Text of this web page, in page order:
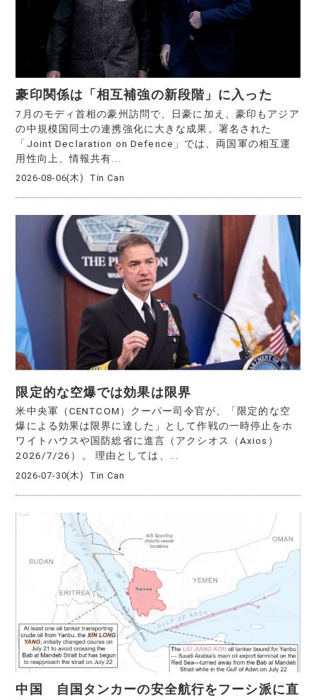
豪印関係は「相互補強の新段階」に入った
7月のモディ首相の豪州訪問で、日豪に加え、豪印もアジア
の中規模国同士の連携強化に大きな成果。署名された
「Joint Declaration on Defence」では、両国軍の相互運
用性向上、情報共有...
2026-08-06(木) Tin Can
限定的な空爆では効果は限界
米中央軍（CENTCOM）クーパー司令官が、「限定的な空
爆による効果は限界に達した」として作戦の一時停止をホ
ワイトハウスや国防総省に進言（アクシオス（Axios）
2026/7/26）。 理由としては、...
2026-07-30(木) Tin Can
中国 自国タンカーの安全航行をフーシ派に直